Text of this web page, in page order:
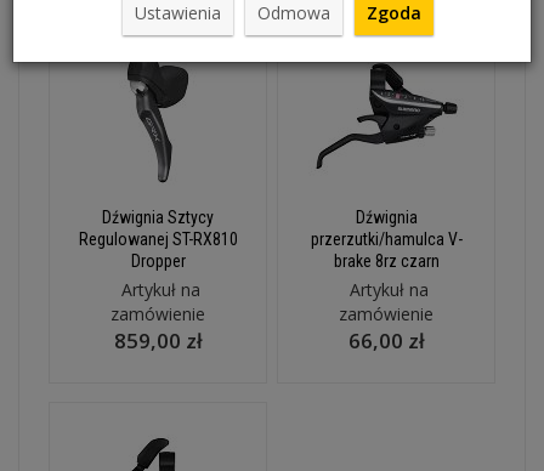
Dźwignia Sztycy
Regulowanej ST-RX810
Dropper
Artykuł na
zamówienie
859,00 zł
Dźwignia
przerzutki/hamulca V-
brake 8rz czarn
Artykuł na
zamówienie
66,00 zł
Ustawienia Odmowa Zgoda